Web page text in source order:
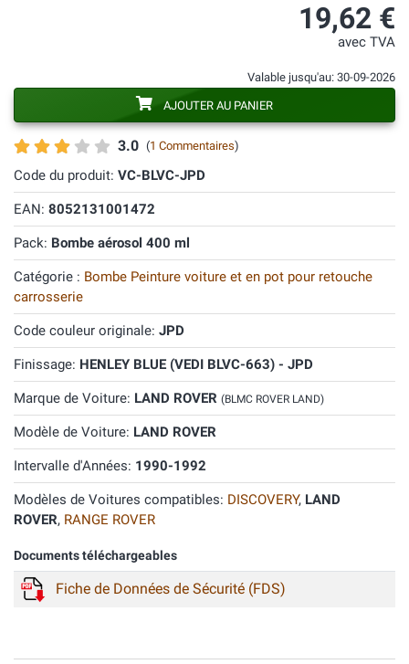
3.0 (1 Commentaires)
Code du produit: VC-BLVC-JPD
EAN: 8052131001472
Pack: Bombe aérosol 400 ml
Catégorie : Bombe Peinture voiture et en pot pour retouche
carrosserie
Code couleur originale: JPD
Finissage: HENLEY BLUE (VEDI BLVC-663) - JPD
Marque de Voiture: LAND ROVER (BLMC ROVER LAND)
Modèle de Voiture: LAND ROVER
Intervalle d'Années: 1990-1992
Modèles de Voitures compatibles: DISCOVERY, LAND
ROVER, RANGE ROVER
Documents téléchargeables
Fiche de Données de Sécurité (FDS)
19,62 €
avec TVA
Valable jusqu'au: 30-09-2026
AJOUTER AU PANIER